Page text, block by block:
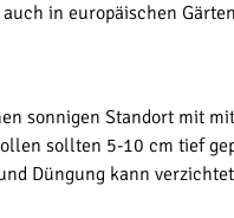
in europäischen
sonnigen Standort mit
sollten 5-10 cm tief
Düngung kann